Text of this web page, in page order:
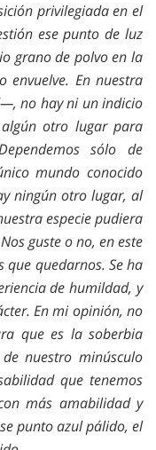
privilegiada en el
ese punto de luz
grano de polvo en la
envuelve. En nuestra
no hay ni un indicio
otro lugar para
sólo de
mundo conocido
ningún otro lugar, al
especie pudiera
guste o no, en este
que quedarnos. Se ha
de humildad, y
En mi opinión, no
que es la soberbia
nuestro minúsculo
que tenemos
más amabilidad y
punto azul pálido, el